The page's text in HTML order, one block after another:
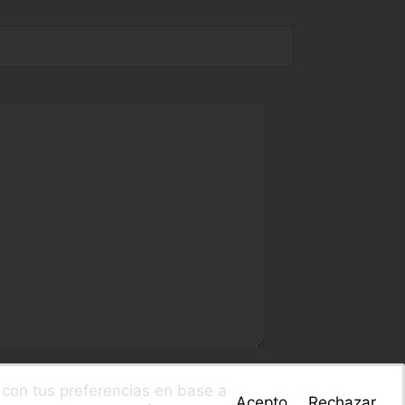
Aviso Legaly laPolítica de Privacidad.
tus preferencias en base a